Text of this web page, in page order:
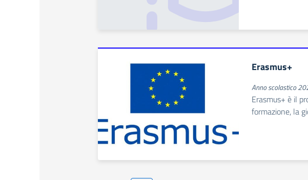
Erasmus+
Anno scolastico
Erasmus+ è il
formazione, la